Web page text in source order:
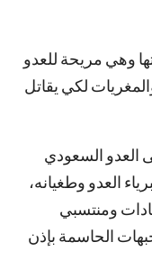
وهي مريحة للعدو
لكي يقاتل
العدو السعودي
العدو وطغيانه،
ومنتسبي
الحاسمة بإذن